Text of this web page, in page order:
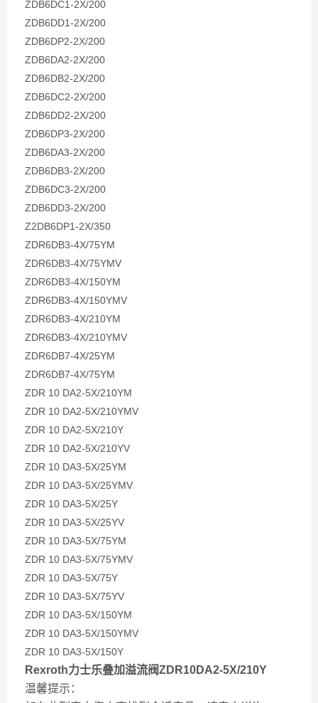
ZDB6DC1-2X/200
ZDB6DD1-2X/200
ZDB6DP2-2X/200
ZDB6DA2-2X/200
ZDB6DB2-2X/200
ZDB6DC2-2X/200
ZDB6DD2-2X/200
ZDB6DP3-2X/200
ZDB6DA3-2X/200
ZDB6DB3-2X/200
ZDB6DC3-2X/200
ZDB6DD3-2X/200
Z2DB6DP1-2X/350
ZDR6DB3-4X/75YM
ZDR6DB3-4X/75YMV
ZDR6DB3-4X/150YM
ZDR6DB3-4X/150YMV
ZDR6DB3-4X/210YM
ZDR6DB3-4X/210YMV
ZDR6DB7-4X/25YM
ZDR6DB7-4X/75YM
ZDR 10 DA2-5X/210YM
ZDR 10 DA2-5X/210YMV
ZDR 10 DA2-5X/210Y
ZDR 10 DA2-5X/210YV
ZDR 10 DA3-5X/25YM
ZDR 10 DA3-5X/25YMV
ZDR 10 DA3-5X/25Y
ZDR 10 DA3-5X/25YV
ZDR 10 DA3-5X/75YM
ZDR 10 DA3-5X/75YMV
ZDR 10 DA3-5X/75Y
ZDR 10 DA3-5X/75YV
ZDR 10 DA3-5X/150YM
ZDR 10 DA3-5X/150YMV
ZDR 10 DA3-5X/150Y
Rexroth力士乐叠加溢流阀ZDR10DA2-5X/210Y
温馨提示：